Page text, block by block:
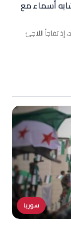
أسماء مع
تفاجأ اللاجئ
سوريا